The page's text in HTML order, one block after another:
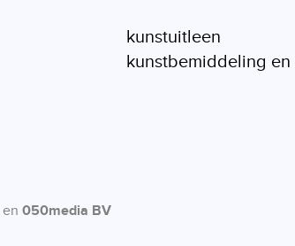
kunstuitleen
kunstbemiddeling en
en 050media BV